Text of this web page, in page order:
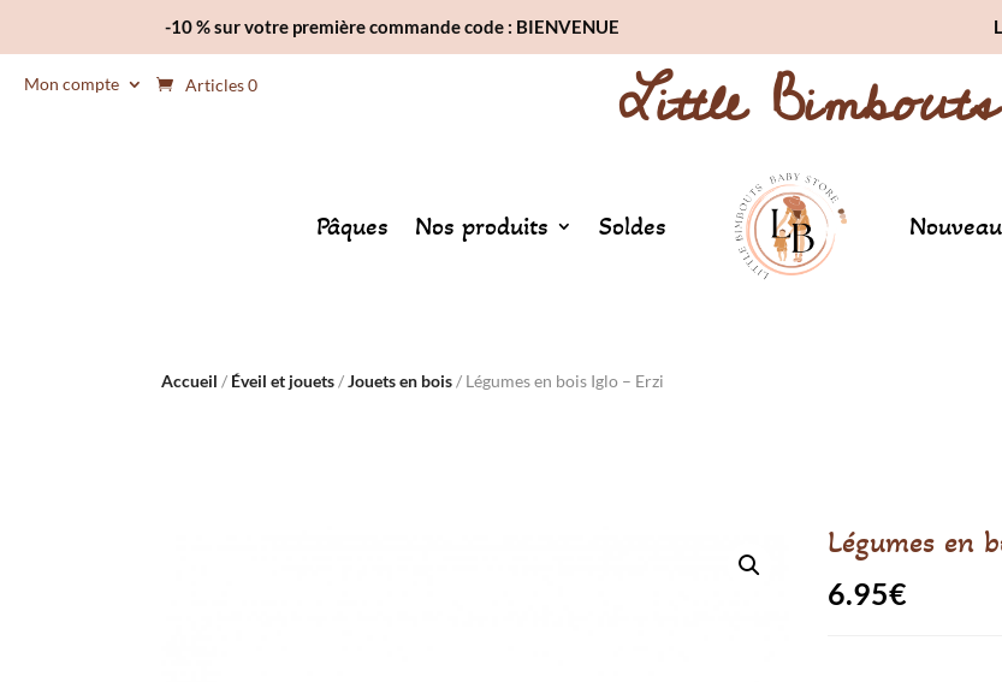
-10 % sur votre première commande code : BIENVENUE
Mon compte Articles 0 Little Bimbouts
Pâques Nos produits Soldes
Accueil / Éveil et jouets/Jouets en bois/ Légumes en bois Iglo – Erzi
Légumes en
6.95€